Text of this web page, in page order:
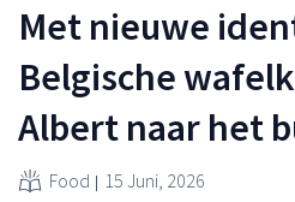
Met nieuwe
Belgische
Albert naar het
Food 15 Juni, 2026